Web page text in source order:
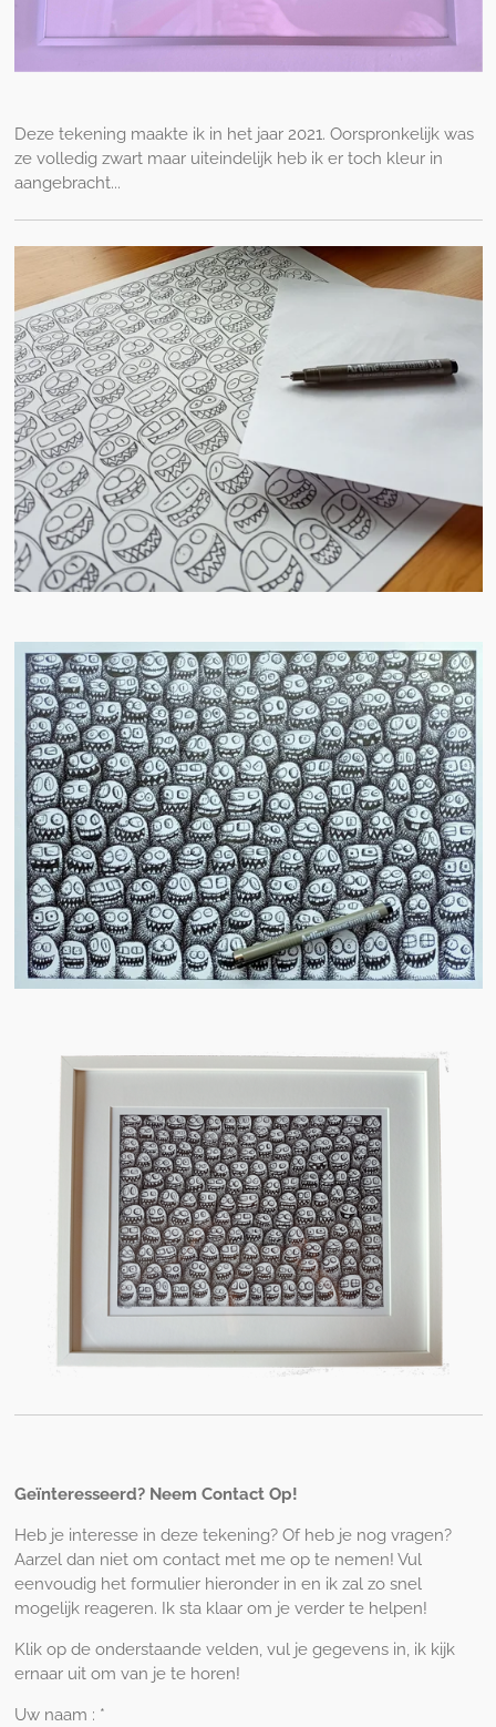
Deze tekening maakte ik in het jaar 2021. Oorspronkelijk was
ze volledig zwart maar uiteindelijk heb ik er toch kleur in
aangebracht...
Geïnteresseerd? Neem Contact Op!
Heb je interesse in deze tekening? Of heb je nog vragen?
Aarzel dan niet om contact met me op te nemen! Vul
eenvoudig het formulier hieronder in en ik zal zo snel
mogelijk reageren. Ik sta klaar om je verder te helpen!
Klik op de onderstaande velden, vul je gegevens in, ik kijk
ernaar uit om van je te horen!
Uw naam : *